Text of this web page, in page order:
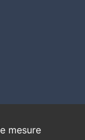
de vente
mesure